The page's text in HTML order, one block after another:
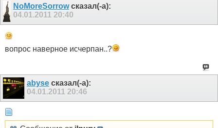
NoMoreSorrowсказал(-а):
04.01.2011 20:40
вопрос наверное исчерпан..?
abyse сказал(-а):
04.01.2011 20:46